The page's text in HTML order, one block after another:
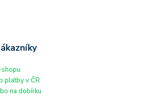
shopu
platby v ČR
na dobírku